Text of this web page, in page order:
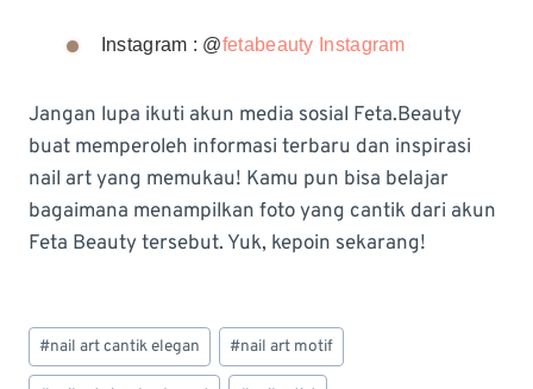
Instagram : @fetabeauty Instagram
Jangan lupa ikuti akun media sosial Feta.Beauty
buat memperoleh informasi terbaru dan inspirasi
nail art yang memukau! Kamu pun bisa belajar
bagaimana menampilkan foto yang cantik dari akun
Feta Beauty tersebut. Yuk, kepoin sekarang!
Post
Tags:
#nail art cantik elegan #nail art motif